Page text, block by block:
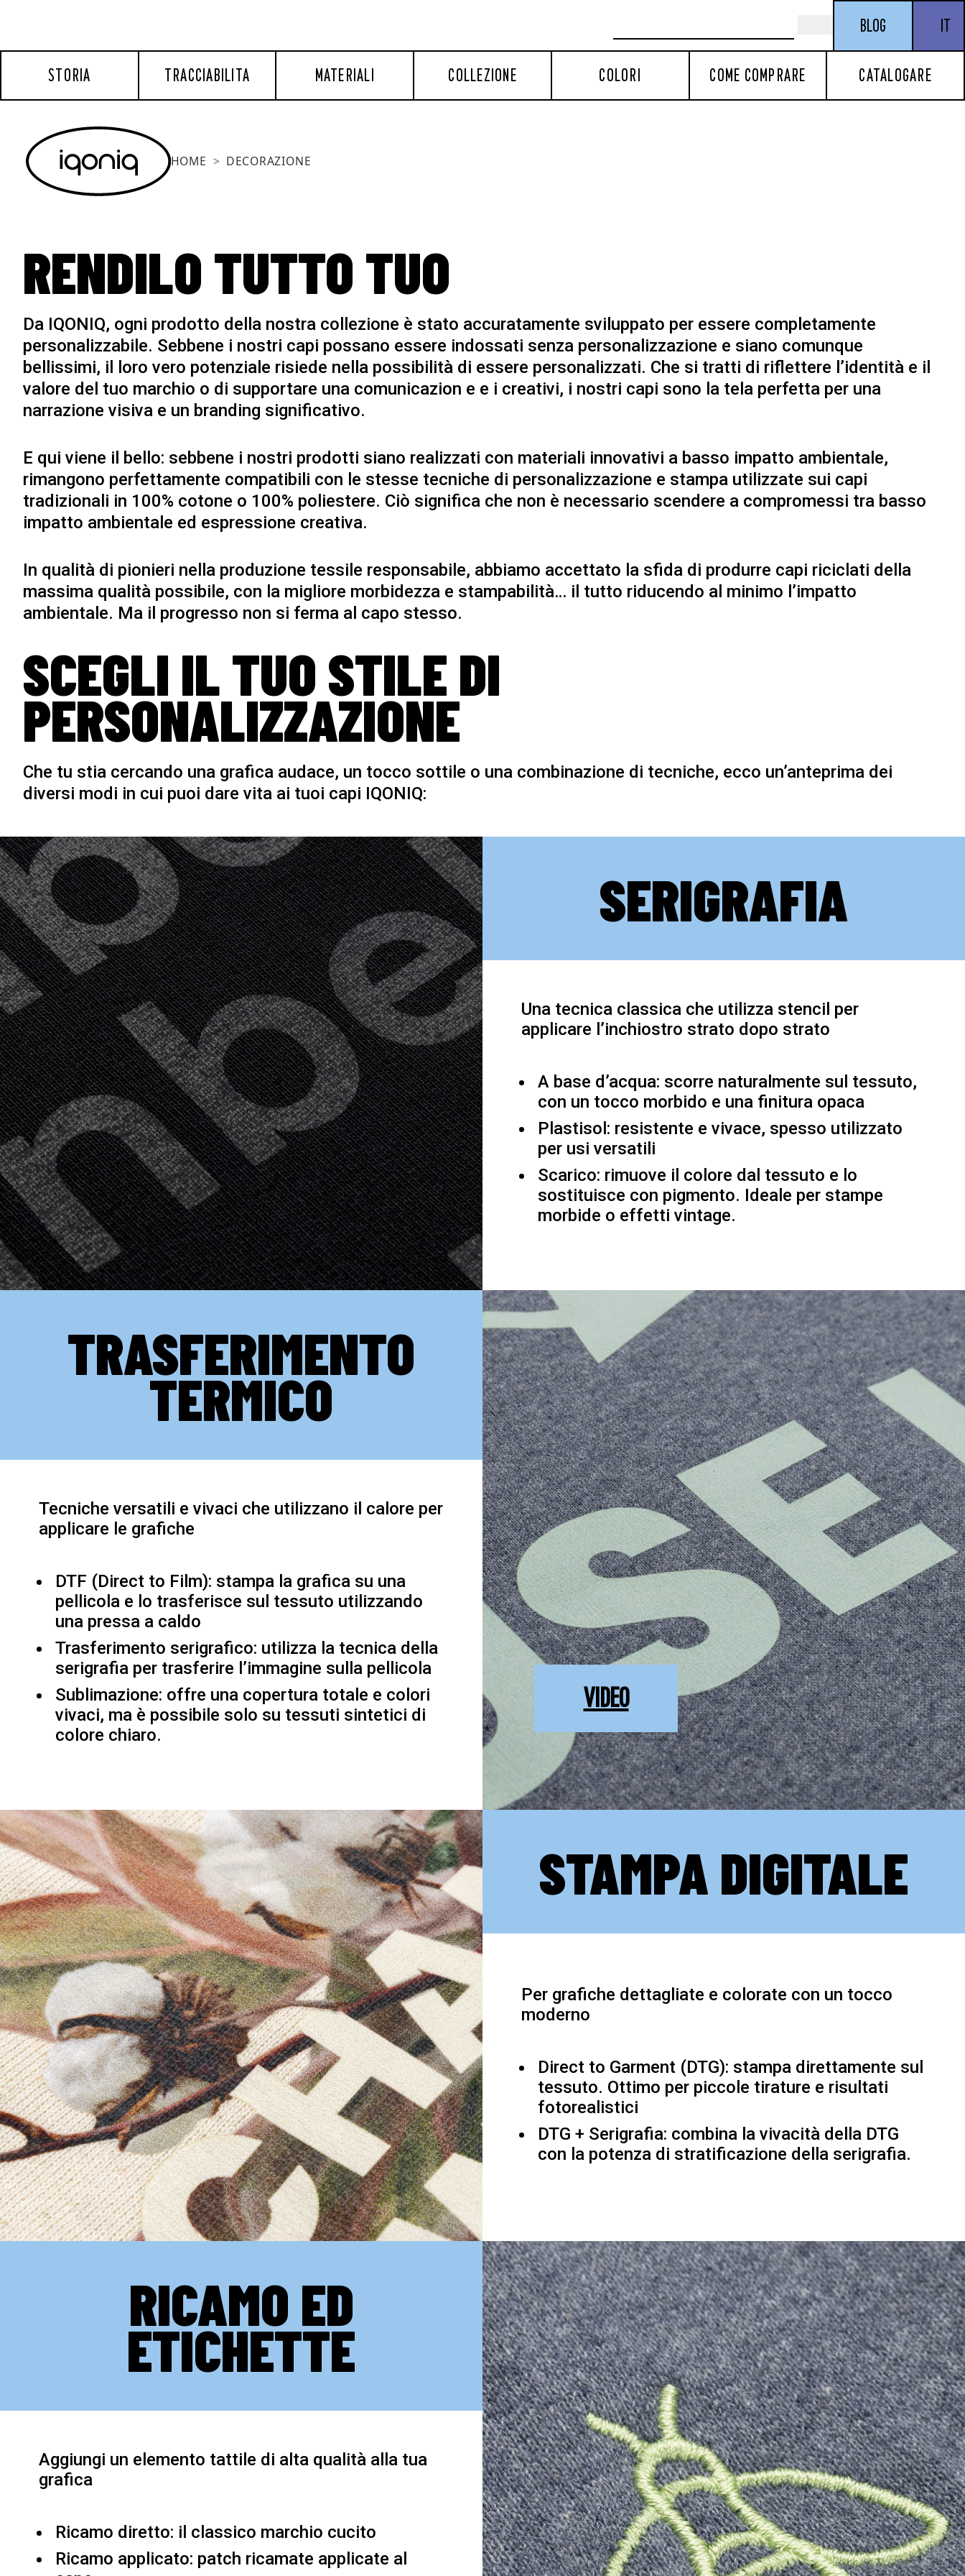
BLOG IT
STORIA TRACCIABILITA MATERIALI COLLEZIONE COLORI COME COMPRARE CATALOGARE
HOME DECORAZIONE
RENDILO TUTTO TUO
Da IQONIQ, ogni prodotto della nostra collezione è stato accuratamente sviluppato per essere completamente
personalizzabile. Sebbene i nostri capi possano essere indossati senza personalizzazione e siano comunque
bellissimi, il loro vero potenziale risiede nella possibilità di essere personalizzati. Che si tratti di riflettere l’identità e il
valore del tuo marchio o di supportare una comunicazion e e i creativi, i nostri capi sono la tela perfetta per una
narrazione visiva e un branding significativo.
E qui viene il bello: sebbene i nostri prodotti siano realizzati con materiali innovativi a basso impatto ambientale,
rimangono perfettamente compatibili con le stesse tecniche di personalizzazione e stampa utilizzate sui capi
tradizionali in 100% cotone o 100% poliestere. Ciò significa che non è necessario scendere a compromessi tra basso
impatto ambientale ed espressione creativa.
In qualità di pionieri nella produzione tessile responsabile, abbiamo accettato la sfida di produrre capi riciclati della
massima qualità possibile, con la migliore morbidezza e stampabilità… il tutto riducendo al minimo l’impatto
ambientale. Ma il progresso non si ferma al capo stesso.
SCEGLI IL TUO STILE DI
PERSONALIZZAZIONE
Che tu stia cercando una grafica audace, un tocco sottile o una combinazione di tecniche, ecco un’anteprima dei
diversi modi in cui puoi dare vita ai tuoi capi IQONIQ:
SERIGRAFIA
Una tecnica classica che utilizza stencil per
applicare l’inchiostro strato dopo strato
A base d’acqua: scorre naturalmente sul tessuto,
con un tocco morbido e una finitura opaca
Plastisol: resistente e vivace, spesso utilizzato
per usi versatili
Scarico: rimuove il colore dal tessuto e lo
sostituisce con pigmento. Ideale per stampe
morbide o effetti vintage.
TRASFERIMENTO
TERMICO
Tecniche versatili e vivaci che utilizzano il calore per
applicare le grafiche
DTF (Direct to Film): stampa la grafica su una
pellicola e lo trasferisce sul tessuto utilizzando
una pressa a caldo
Trasferimento serigrafico: utilizza la tecnica della
serigrafia per trasferire l’immagine sulla pellicola
Sublimazione: offre una copertura totale e colori
vivaci, ma è possibile solo su tessuti sintetici di
colore chiaro.
VIDEO
STAMPA DIGITALE
Per grafiche dettagliate e colorate con un tocco
moderno
Direct to Garment (DTG): stampa direttamente sul
tessuto. Ottimo per piccole tirature e risultati
fotorealistici
DTG + Serigrafia: combina la vivacità della DTG
con la potenza di stratificazione della serigrafia.
RICAMO ED
ETICHETTE
Aggiungi un elemento tattile di alta qualità alla tua
grafica
Ricamo diretto: il classico marchio cucito
Ricamo applicato: patch ricamate applicate al